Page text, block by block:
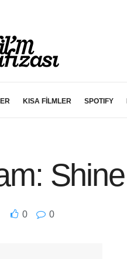
KISA FİLMLER SPOTIFY
Shine
0 0